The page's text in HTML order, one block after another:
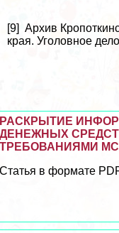
[9] Архив
края. Уголовное
РАСКРЫТИЕ
ДЕНЕЖНЫХ
ТРЕБОВАНИЯМИ
Статья в формате